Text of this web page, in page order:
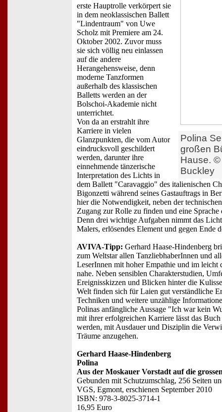
Polina
großen
Hause.
Buckley
erste Hauptrolle verkörpert sie
in dem neoklassischen Ballett
"Lindentraum" von Uwe
Scholz mit Premiere am 24.
Oktober 2002. Zuvor muss
sie sich völlig neu einlassen
auf die andere
Herangehensweise, denn
moderne Tanzformen
außerhalb des klassischen
Balletts werden an der
Bolschoi-Akademie nicht
unterrichtet.
Von da an erstrahlt ihre
Karriere in vielen
Glanzpunkten, die vom Autor
eindrucksvoll geschildert
werden, darunter ihre
einnehmende tänzerische
Interpretation des Lichts in
dem Ballett "Caravaggio" des italienischen
Bigonzetti während seines Gastauftrags in
hier die Notwendigkeit, neben der
Zugang zur Rolle zu finden und eine
Denn drei wichtige Aufgaben nimmt das
Malers, erlösendes Element und gegen Ende
AVIVA-Tipp: Gerhard Haase-Hindenberg
zum Weltstar allen TanzliebhaberInnen und
LeserInnen mit hoher Empathie und im leicht
nahe. Neben sensiblen Charakterstudien,
Ereignisskizzen und Blicken hinter die
Welt finden sich für Laien gut verständliche
Techniken und weitere unzählige
Polinas anfängliche Aussage "Ich war kein
mit ihrer erfolgreichen Karriere lässt das
werden, mit Ausdauer und Disziplin die
Träume anzugehen.
Gerhard Haase-Hindenberg
Polina
Aus der Moskauer Vorstadt auf die
Gebunden mit Schutzumschlag, 256 Seiten
VGS, Egmont, erschienen September 2010
ISBN: 978-3-8025-3714-1
16,95 Euro